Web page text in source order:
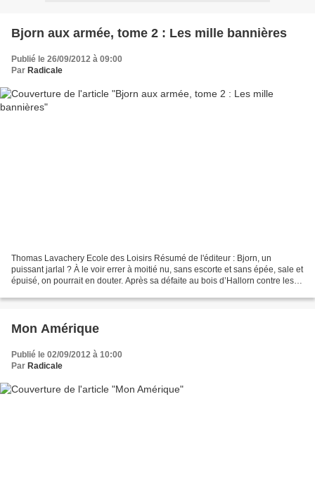
Bjorn aux armée, tome 2 : Les mille bannières
Publié le 26/09/2012 à 09:00
Par Radicale
Thomas Lavachery Ecole des Loisirs Résumé de l'éditeur : Bjorn, un
puissant jarlal ? À le voir errer à moitié nu, sans escorte et sans épée, sale et
épuisé, on pourrait en douter. Après sa défaite au bois d’Hallorn contre les
Mon Amérique
Publié le 02/09/2012 à 10:00
Par Radicale